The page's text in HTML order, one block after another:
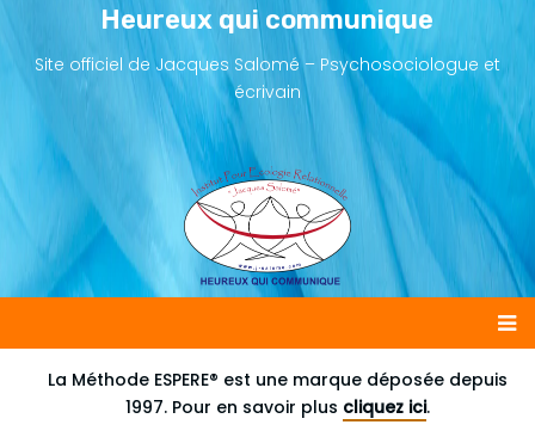
Heureux qui communique
Site officiel de Jacques Salomé – Psychosociologue et
écrivain
Main
navigation
La Méthode ESPERE® est une marque déposée depuis
1997. Pour en savoir plus cliquez ici.